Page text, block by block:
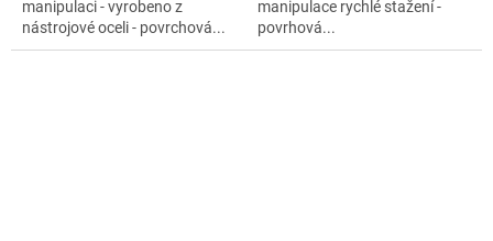
manipulaci - vyrobeno z
nástrojové oceli - povrchová...
manipulace rychlé stažení -
povrhová...